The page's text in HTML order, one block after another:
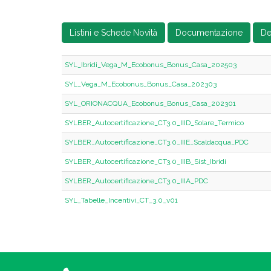
Listini e Schede Novità Documentazione
SYL_Ibridi_Vega_M_Ecobonus_Bonus_Casa_202503
SYL_Vega_M_Ecobonus_Bonus_Casa_202303
SYL_ORIONACQUA_Ecobonus_Bonus_Casa_202301
SYLBER_Autocertificazione_CT3.0_IIID_Solare_Termico
SYLBER_Autocertificazione_CT3.0_IIIE_Scaldacqua_PDC
SYLBER_Autocertificazione_CT3.0_IIIB_Sist_Ibridi
SYLBER_Autocertificazione_CT3.0_IIIA_PDC
SYL_Tabelle_Incentivi_CT_3.0_v01